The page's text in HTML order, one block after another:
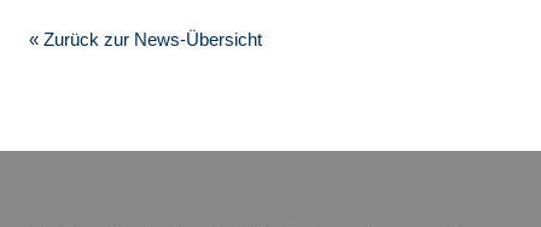
« Zurück zur News-Übersicht